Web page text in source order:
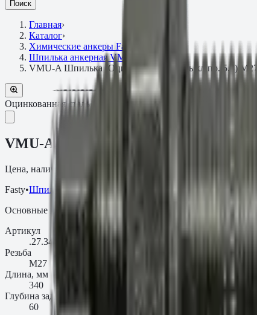
Поиск
Главная›
Каталог›
Химические анкеры Fasty
Шпилька анкерная VMU-A
VMU-A Шпилька (Оцинкованная сталь кл.пр. 5.8)
Оцинкованная сталь кл.пр. 5.8 Артикул:
VMU-A Шпилька (Оцинкованная
Цена, наличие и сроки поставки зависят от артикула,
Fasty•Шпилька анкерная VMU-A
Основные параметры
Артикул
.27.340109AMQ
Резьба
M27
Длина, мм
340
Глубина заделки t_fix, мм
60